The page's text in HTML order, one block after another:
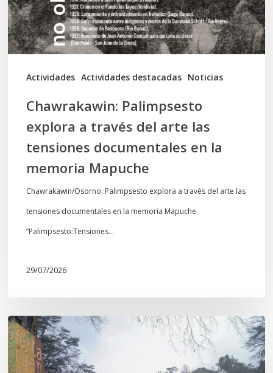
Actividades Actividades destacadas Noticias
arte
las
tensiones
documentales
memoria
Mapuche
Chawrakawin: Palimpsesto
explora a través del arte las
tensiones documentales en la
memoria Mapuche
Chawrakawin/Osorno: Palimpsesto explora a través del arte las
tensiones documentales en la memoria Mapuche
“Palimpsesto:Tensiones…
29/07/2026
En
defensa
del